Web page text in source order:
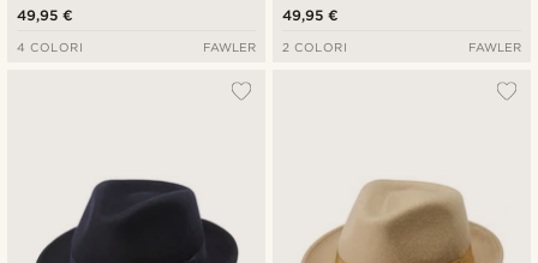
49,95 €
4 COLORI FAWLER
49,95 €
2 COLORI FAWLER